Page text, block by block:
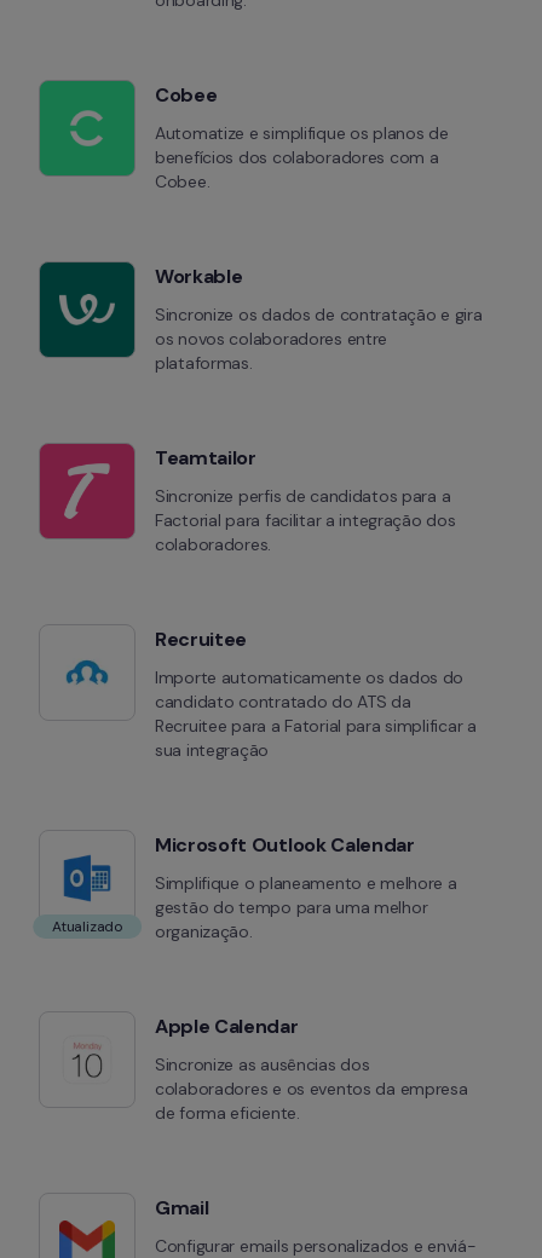
Cobee
Automatize e simplifique os planos de
benefícios dos colaboradores com a
Cobee.
Workable
Sincronize os dados de contratação e gira
os novos colaboradores entre
plataformas.
Teamtailor
Sincronize perfis de candidatos para a
Factorial para facilitar a integração dos
colaboradores.
Recruitee
Importe automaticamente os dados do
candidato contratado do ATS da
Recruitee para a Fatorial para simplificar a
sua integração
Atualizado
Microsoft Outlook Calendar
Simplifique o planeamento e melhore a
gestão do tempo para uma melhor
organização.
Apple Calendar
Sincronize as ausências dos
colaboradores e os eventos da empresa
de forma eficiente.
Gmail
Configurar emails personalizados e enviá-